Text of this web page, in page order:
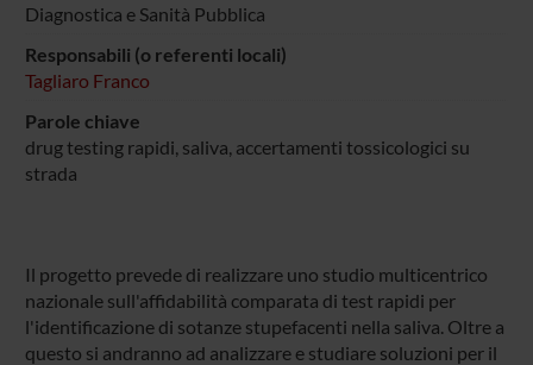
Diagnostica e Sanità Pubblica
Responsabili (o referenti locali)
Tagliaro Franco
Parole chiave
drug testing rapidi, saliva, accertamenti tossicologici su
strada
Il progetto prevede di realizzare uno studio multicentrico
nazionale sull'affidabilità comparata di test rapidi per
l'identificazione di sotanze stupefacenti nella saliva. Oltre a
questo si andranno ad analizzare e studiare soluzioni per il